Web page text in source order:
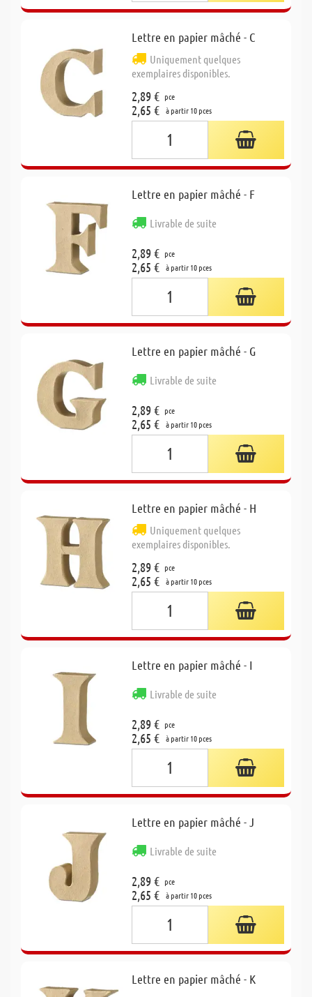
Lettre en papier mâché - C
Uniquement quelques
exemplaires disponibles.
2,89 € pce
2,65 € à partir 10 pces
Lettre en papier mâché - F
Livrable de suite
2,89 € pce
2,65 € à partir 10 pces
Lettre en papier mâché - G
Livrable de suite
2,89 € pce
2,65 € à partir 10 pces
Lettre en papier mâché - H
Uniquement quelques
exemplaires disponibles.
2,89 € pce
2,65 € à partir 10 pces
Lettre en papier mâché - I
Livrable de suite
2,89 € pce
2,65 € à partir 10 pces
Lettre en papier mâché - J
Livrable de suite
2,89 € pce
2,65 € à partir 10 pces
Lettre en papier mâché - K